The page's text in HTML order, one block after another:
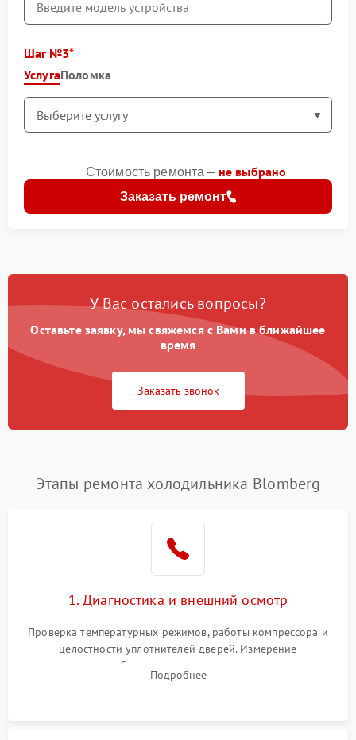
Шаг №3
УслугаПоломка
Заказать ремонт
Стоимость ремонта – не выбрано
У Вас остались вопросы?
Оставьте заявку, мы свяжемся с Вами в ближайшее
время
Заказать звонок
Этапы ремонта холодильника Blomberg
1. Диагностика и внешний осмотр
Проверка температурных режимов, работы компрессора и
целостности уплотнителей дверей. Измерение
сопротивления обмоток мотора, проверка термостата и
считывание кодов ошибок с электронного дисплея.
Подробнее